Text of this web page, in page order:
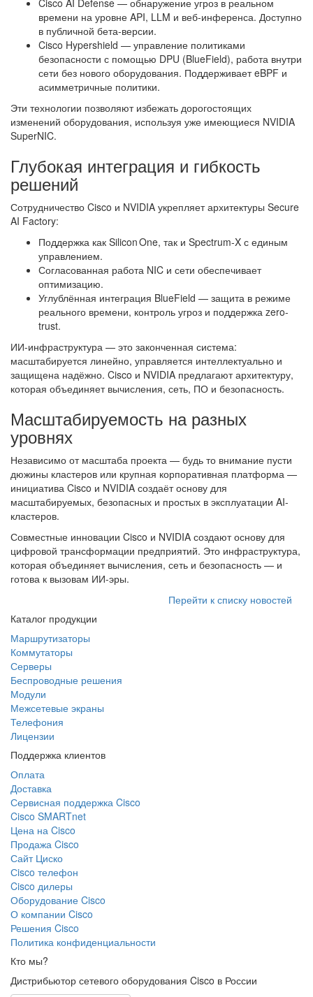
Cisco AI Defense — обнаружение угроз в реальном
времени на уровне API, LLM и веб-инференса. Доступно
в публичной бета-версии.
Cisco Hypershield — управление политиками
безопасности с помощью DPU (BlueField), работа внутри
сети без нового оборудования. Поддерживает eBPF и
асимметричные политики.
Эти технологии позволяют избежать дорогостоящих
изменений оборудования, используя уже имеющиеся NVIDIA
SuperNIC.
Глубокая интеграция и гибкость
решений
Сотрудничество Cisco и NVIDIA укрепляет архитектуры Secure
AI Factory:
Поддержка как Silicon One, так и Spectrum‑X с единым
управлением.
Согласованная работа NIC и сети обеспечивает
оптимизацию.
Углублённая интеграция BlueField — защита в режиме
реального времени, контроль угроз и поддержка zero-
trust.
ИИ-инфраструктура — это законченная система:
масштабируется линейно, управляется интеллектуально и
защищена надёжно. Cisco и NVIDIA предлагают архитектуру,
которая объединяет вычисления, сеть, ПО и безопасность.
Масштабируемость на разных
уровнях
Независимо от масштаба проекта — будь то внимание пусти
дюжины кластеров или крупная корпоративная платформа —
инициатива Cisco и NVIDIA создаёт основу для
масштабируемых, безопасных и простых в эксплуатации AI-
кластеров.
Совместные инновации Cisco и NVIDIA создают основу для
цифровой трансформации предприятий. Это инфраструктура,
которая объединяет вычисления, сеть и безопасность — и
готова к вызовам ИИ-эры.
Перейти к списку новостей
Каталог продукции
Маршрутизаторы
Коммутаторы
Серверы
Беспроводные решения
Модули
Межсетевые экраны
Телефония
Лицензии
Поддержка клиентов
Оплата
Доставка
Сервисная поддержка Cisco
Cisco SMARTnet
Цена на Cisco
Продажа Cisco
Сайт Циско
Сisco телефон
Cisco дилеры
Оборудование Cisco
О компании Cisco
Решения Cisco
Политика конфиденциальности
Кто мы?
Дистрибьютор сетевого оборудования Cisco в России